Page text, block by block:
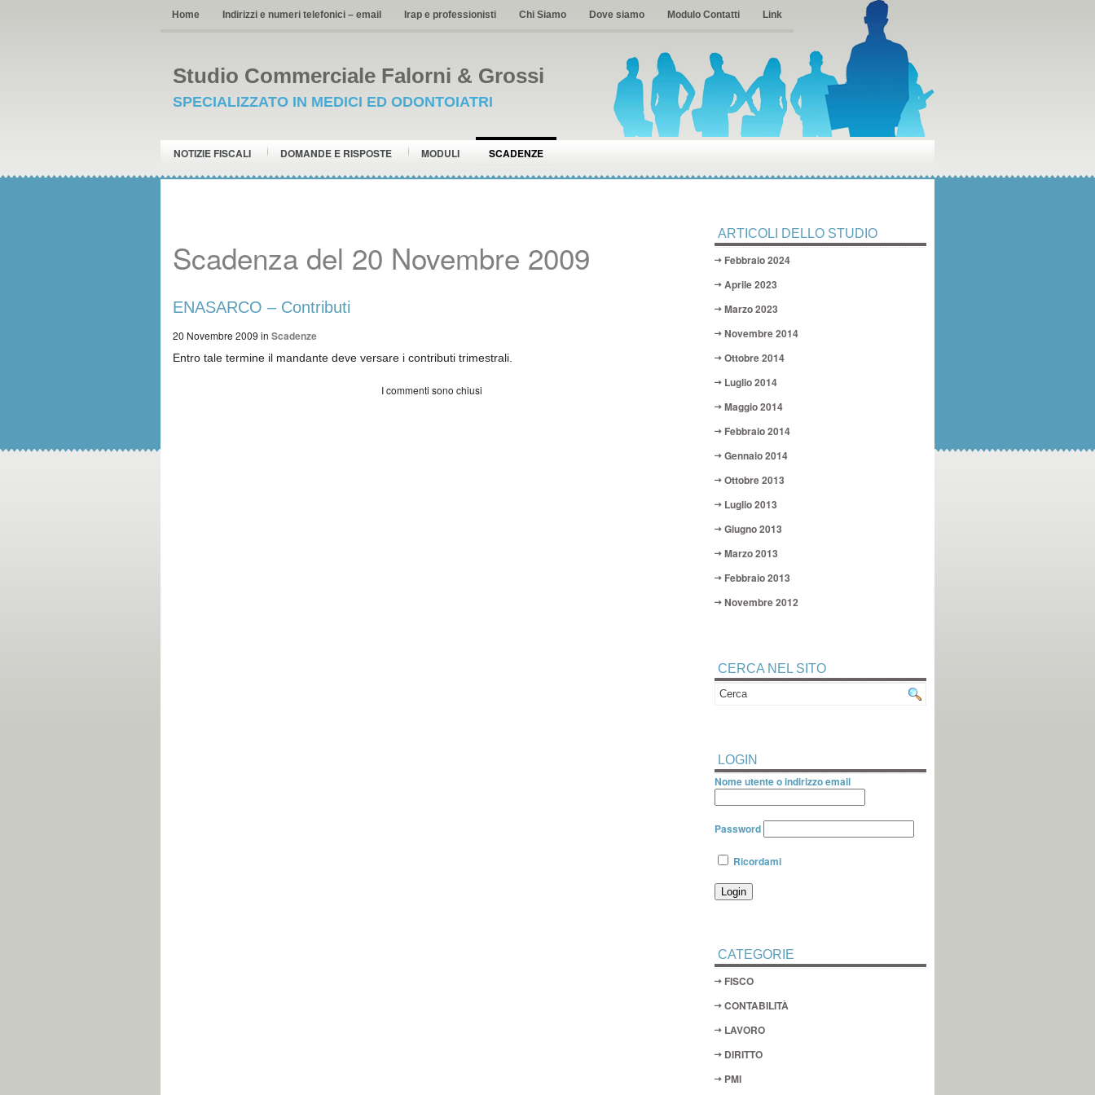
Home Indirizzi e numeri telefonici – email Irap e professionisti Chi Siamo Dove siamo Modulo Contatti Link
Studio Commerciale Falorni & Grossi
SPECIALIZZATO IN MEDICI ED ODONTOIATRI
NOTIZIE FISCALI DOMANDE E RISPOSTE MODULI SCADENZE
Scadenza del 20 Novembre 2009
ENASARCO – Contributi
20 Novembre 2009 in Scadenze
Entro tale termine il mandante deve versare i contributi trimestrali.
I commenti sono chiusi
ARTICOLI DELLO STUDIO
Febbraio 2024
Aprile 2023
Marzo 2023
Novembre 2014
Ottobre 2014
Luglio 2014
Maggio 2014
Febbraio 2014
Gennaio 2014
Ottobre 2013
Luglio 2013
Giugno 2013
Marzo 2013
Febbraio 2013
Novembre 2012
CERCA NEL SITO
LOGIN
Nome utente o indirizzo email
Password
Ricordami
CATEGORIE
FISCO
CONTABILITÀ
LAVORO
DIRITTO
PMI